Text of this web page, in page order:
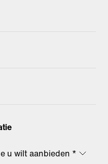
Kies de productgroep(en) die u wilt aanbieden *